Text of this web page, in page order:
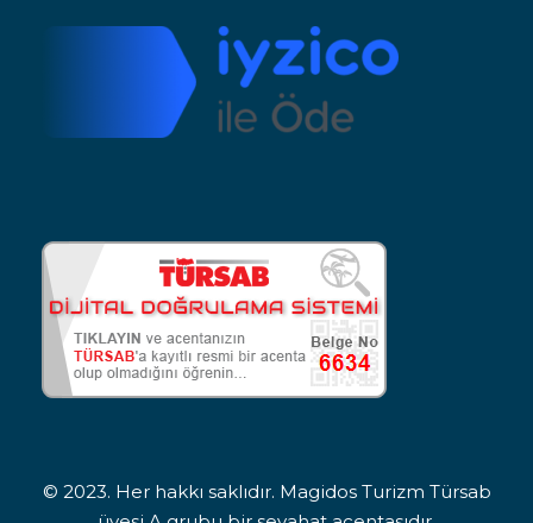
© 2023. Her hakkı saklıdır. Magidos Turizm Türsab